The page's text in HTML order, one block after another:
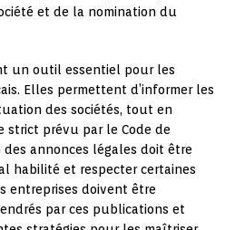
et de la nomination du
un outil essentiel pour les
Elles permettent d’informer les
des sociétés, tout en
strict prévu par le Code de
des annonces légales doit être
habilité et respecter certaines
entreprises doivent être
par ces publications et